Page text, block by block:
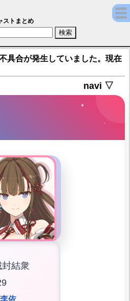
李依)【シノビマスター 閃乱
ストまとめ
具合が発生していました。現在
navi ▽
封結衆
依